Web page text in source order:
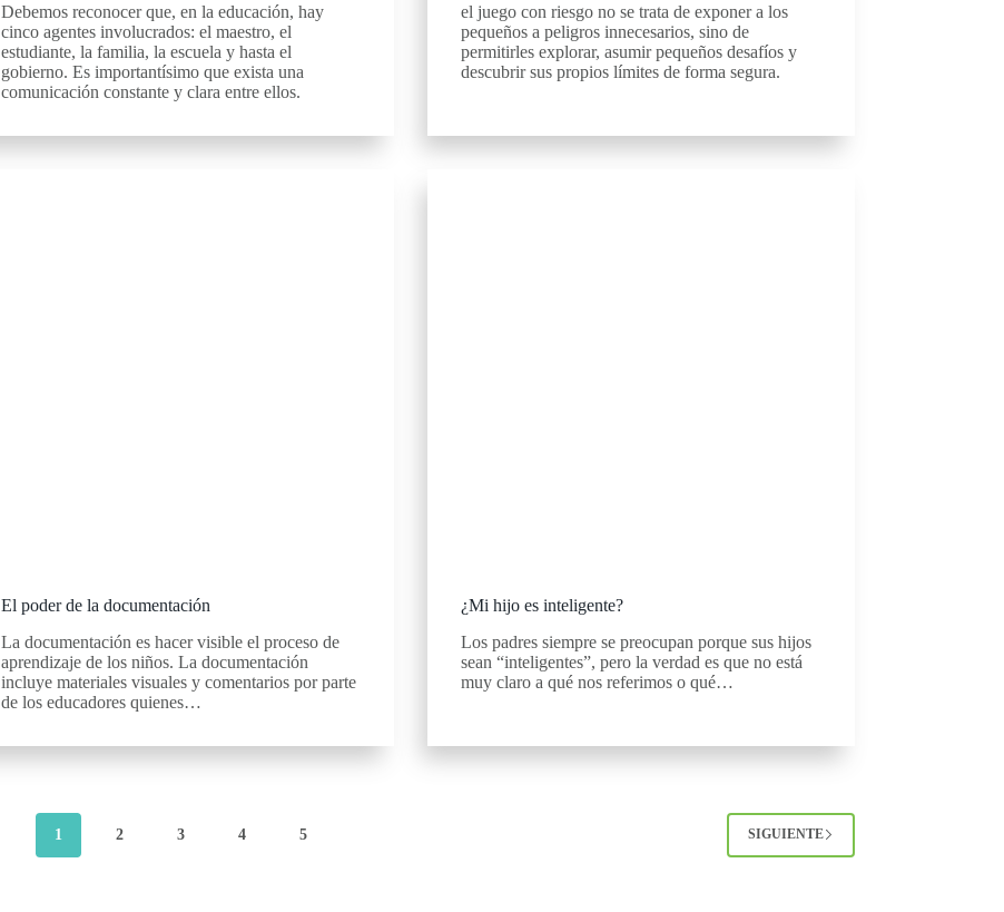
Debemos reconocer que, en la educación, hay
cinco agentes involucrados: el maestro, el
estudiante, la familia, la escuela y hasta el
gobierno. Es importantísimo que exista una
comunicación constante y clara entre ellos.
el juego con riesgo no se trata de exponer a los
pequeños a peligros innecesarios, sino de
permitirles explorar, asumir pequeños desafíos y
descubrir sus propios límites de forma segura.
El poder de la documentación
La documentación es hacer visible el proceso de
aprendizaje de los niños. La documentación
incluye materiales visuales y comentarios por parte
de los educadores quienes…
¿Mi hijo es inteligente?
Los padres siempre se preocupan porque sus hijos
sean “inteligentes”, pero la verdad es que no está
muy claro a qué nos referimos o qué…
1 2 3 4 5 SIGUIENTE